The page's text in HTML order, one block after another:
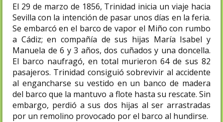
El 29 de marzo de 1856, Trinidad inicia un viaje hacia
Sevilla con la intención de pasar unos días en la feria.
Se embarcó en el barco de vapor el Miño con rumbo
a Cádiz; en compañía de sus hijas María Isabel y
Manuela de 6 y 3 años, dos cuñados y una doncella.
El barco naufragó, en total murieron 64 de sus 82
pasajeros.​ Trinidad consiguió sobrevivir al accidente
al engancharse su vestido en un banco de madera
del barco que la mantuvo a flote hasta su rescate. Sin
embargo, perdió a sus dos hijas al ser arrastradas
por un remolino provocado por el barco al hundirse.